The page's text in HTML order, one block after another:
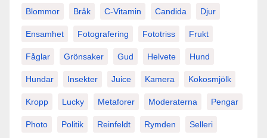
Blommor Bråk C-Vitamin Candida Djur
Ensamhet Fotografering Fototriss Frukt
Fåglar Grönsaker Gud Helvete Hund
Hundar Insekter Juice Kamera Kokosmjölk
Kropp Lucky Metaforer Moderaterna Pengar
Photo Politik Reinfeldt Rymden Selleri